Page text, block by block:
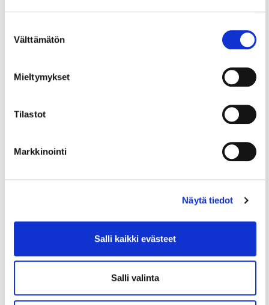
valinta
Välttämätön
Mieltymykset
Tilastot
Markkinointi
Näytä tiedot
Salli kaikki evästeet
Salli valinta
palveluista
Lue myös